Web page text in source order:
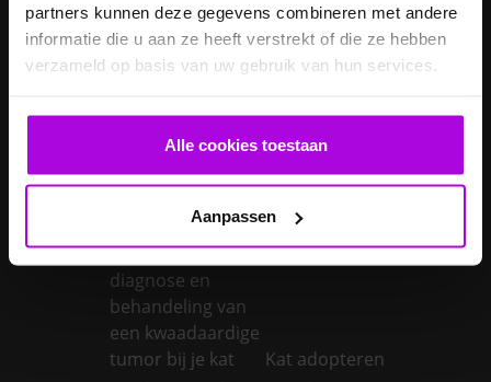
partners kunnen deze gegevens combineren met andere
informatie die u aan ze heeft verstrekt of die ze hebben
verzameld op basis van uw gebruik van hun services.
Alle cookies toestaan
Aanpassen
geopereerd – wat
kan je
verwachten?
Je kater laten
castreren
vaccineren
Kanker bij honden
Kanker bij katten:
symptomen,
diagnose en
behandeling van
een kwaadaardige
tumor bij je kat
Kat adopteren